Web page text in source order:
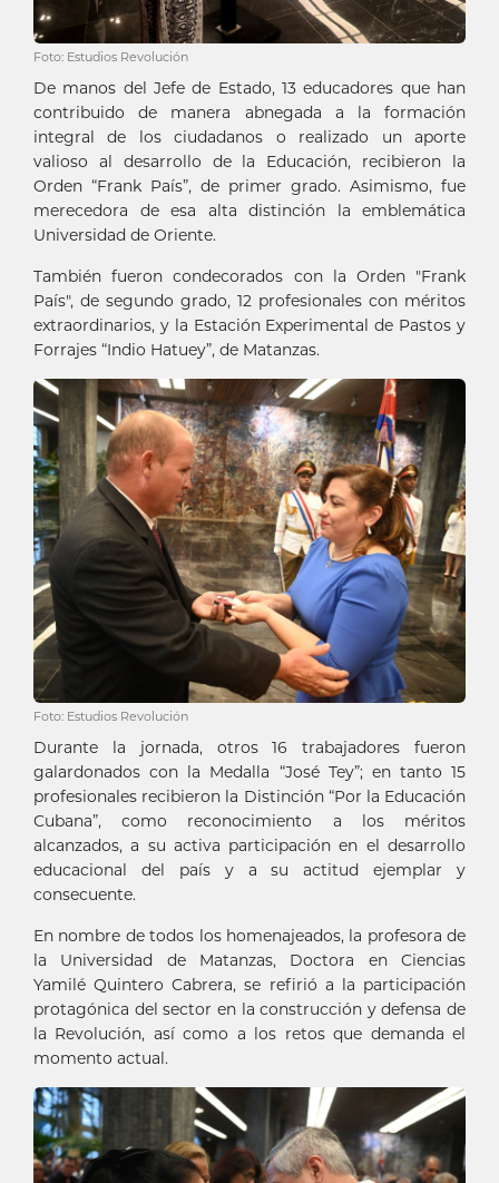
Foto: Estudios Revolución
De manos del Jefe de Estado, 13 educadores que han
contribuido de manera abnegada a la formación
integral de los ciudadanos o realizado un aporte
valioso al desarrollo de la Educación, recibieron la
Orden “Frank País”, de primer grado. Asimismo, fue
merecedora de esa alta distinción la emblemática
Universidad de Oriente.
También fueron condecorados con la Orden "Frank
País", de segundo grado, 12 profesionales con méritos
extraordinarios, y la Estación Experimental de Pastos y
Forrajes “Indio Hatuey”, de Matanzas.
Foto: Estudios Revolución
Durante la jornada, otros 16 trabajadores fueron
galardonados con la Medalla “José Tey”; en tanto 15
profesionales recibieron la Distinción “Por la Educación
Cubana”, como reconocimiento a los méritos
alcanzados, a su activa participación en el desarrollo
educacional del país y a su actitud ejemplar y
consecuente.
En nombre de todos los homenajeados, la profesora de
la Universidad de Matanzas, Doctora en Ciencias
Yamilé Quintero Cabrera, se refirió a la participación
protagónica del sector en la construcción y defensa de
la Revolución, así como a los retos que demanda el
momento actual.